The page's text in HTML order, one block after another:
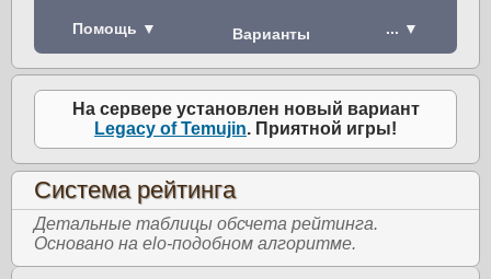
Помощь ▼ Варианты ... ▼
На сервере установлен новый вариант
Legacy of Temujin. Приятной игры!
Система рейтинга
Детальные таблицы обсчета рейтинга.
Основано на elo-подобном алгоритме.